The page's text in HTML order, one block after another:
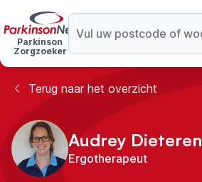
Parkinson
Zorgzoeker
Terug naar het overzicht
Audrey Dieteren
Ergotherapeut